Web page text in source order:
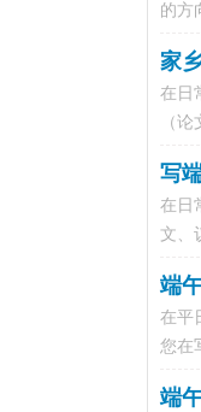
的方
家
在日
（
写
在日
文、
端
在平
您在
端